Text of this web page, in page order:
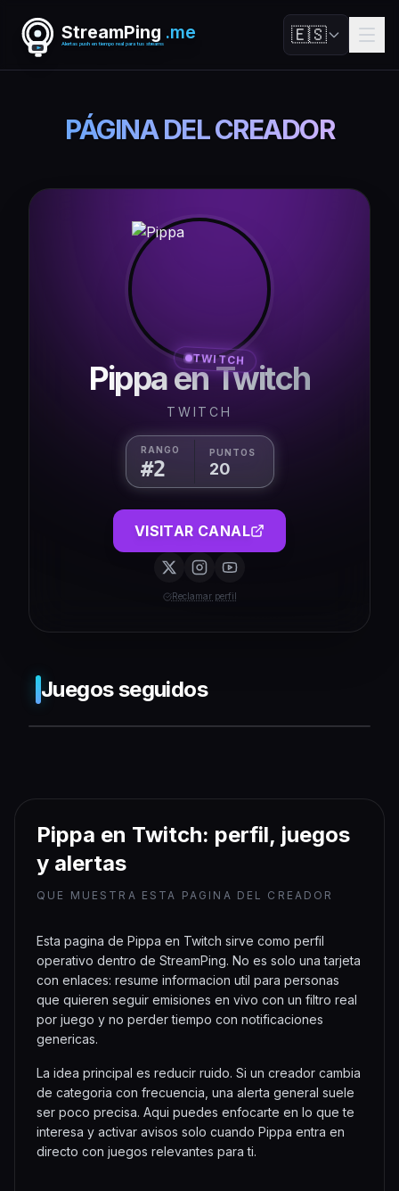
StreamPing .me
Alertas push en tiempo real para tus streams 🇪🇸
PÁGINA DEL CREADOR
TWITCH
Pippa en Twitch
TWITCH
RANGO
#2
PUNTOS
20
VISITAR CANAL
Reclamar perfil
Juegos seguidos
von deinem Browser leider nicht
unterstützt.
Pippa en Twitch: perfil, juegos
y alertas
QUE MUESTRA ESTA PAGINA DEL CREADOR
Esta pagina de Pippa en Twitch sirve como perfil
operativo dentro de StreamPing. No es solo una tarjeta
con enlaces: resume informacion util para personas
que quieren seguir emisiones en vivo con un filtro real
por juego y no perder tiempo con notificaciones
genericas.
La idea principal es reducir ruido. Si un creador cambia
de categoria con frecuencia, una alerta general suele
ser poco precisa. Aqui puedes enfocarte en lo que te
interesa y activar avisos solo cuando Pippa entra en
directo con juegos relevantes para ti.